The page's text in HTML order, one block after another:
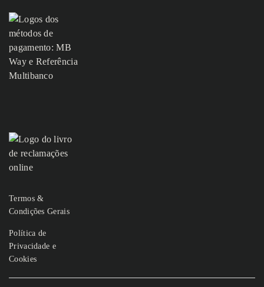
Termos &
Condições Gerais
Política de
Privacidade e
Cookies